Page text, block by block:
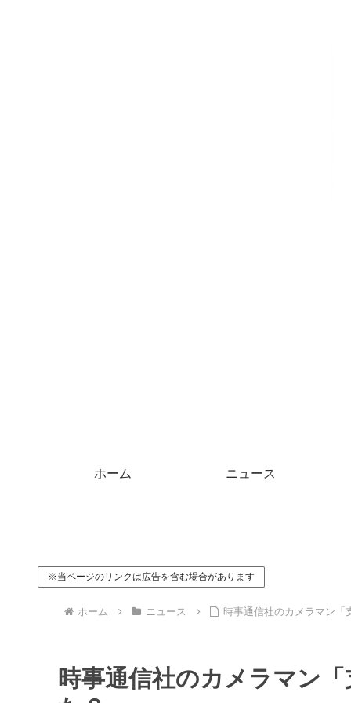
ホーム ニュース
※当ページのリンクは広告を含む場合があります
ホーム ニュース 時事通信社のカメラマン「
時事通信社のカメラマン